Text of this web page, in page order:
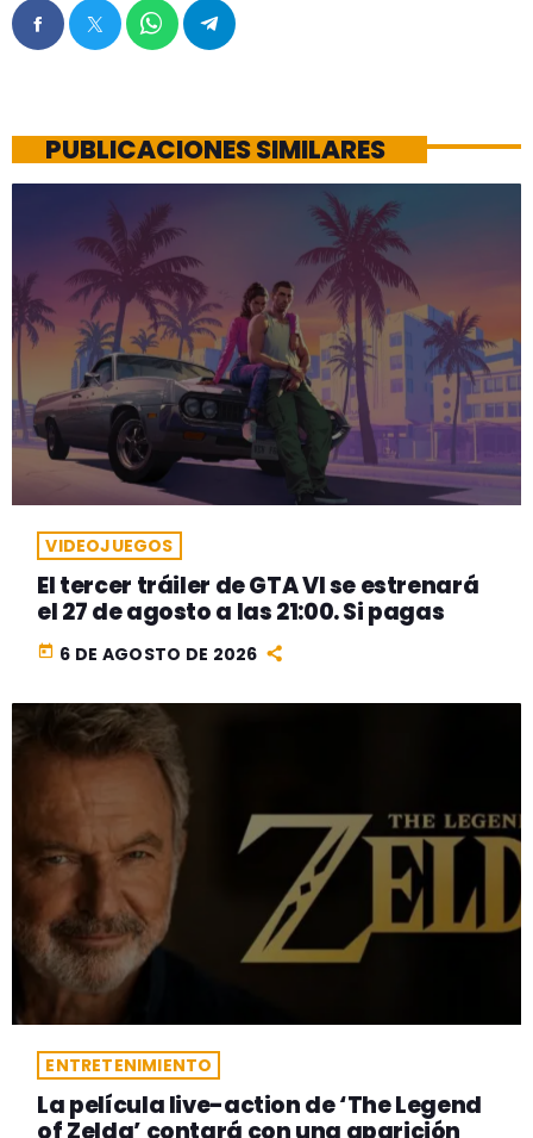
PUBLICACIONES SIMILARES
VIDEOJUEGOS
El tercer tráiler de GTA VI se estrenará
el 27 de agosto a las 21:00. Si pagas
today 6 DE AGOSTO DE 2026
ENTRETENIMIENTO
La película live-action de ‘The Legend
of Zelda’ contará con una aparición